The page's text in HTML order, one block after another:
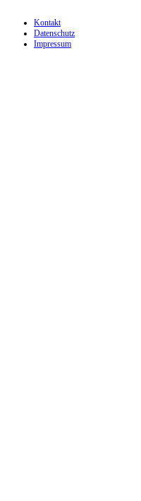
Kontakt
Datenschutz
Impressum